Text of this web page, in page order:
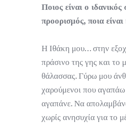
Ποιος είναι ο ιδανικός
προορισμός, ποια
Η Ιθάκη μου… στην
πράσινο της γης και το
θάλασσας. Γύρω μου
χαρούμενοι που αγαπάω
αγαπάνε. Να
χωρίς ανησυχία για το